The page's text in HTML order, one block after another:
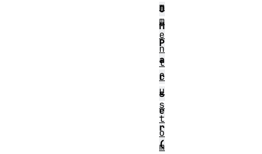
O
M
P
a
r
s
e
r
(
m
m
e
n
t
C
u
s
t
o
m